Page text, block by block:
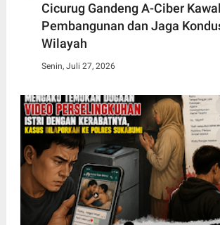
Cicurug Gandeng A-Ciber Kawal
Pembangunan dan Jaga
Wilayah
Senin, Juli 27, 2026